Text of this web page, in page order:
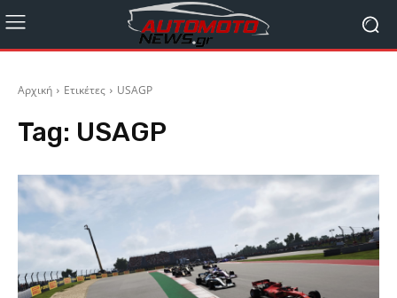
Αρχική Ετικέτες USAGP
Tag: USAGP